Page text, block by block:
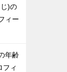
)の
ィー
年齢
フィ